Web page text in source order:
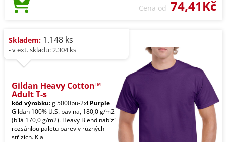
Cena od 74,41Kč
Skladem: 1.148 ks
- v ext. skladu: 2.304 ks
Gildan Heavy Cotton™
Adult T-s
kód výrobku:gi5000pu-2xl Purple
Gildan 100% U.S. bavlna, 180,0 g/m2
(bílá 170,0 g/m2). Heavy Blend nabízí
rozsáhlou paletu barev v různých
střizích. Kla